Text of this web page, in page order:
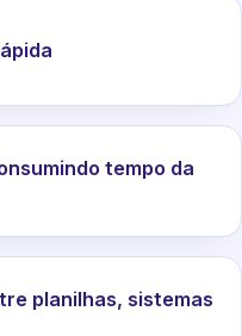
tempo da
planilhas, sistemas